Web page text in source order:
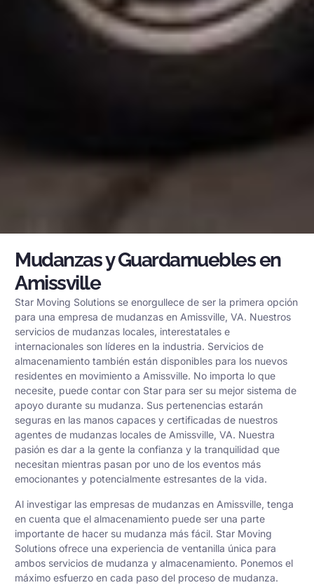
Mudanzas y Guardamuebles en
Amissville
Star Moving Solutions se enorgullece de ser la primera opción
para una empresa de mudanzas en Amissville, VA. Nuestros
servicios de mudanzas locales, interestatales e
internacionales son líderes en la industria. Servicios de
almacenamiento también están disponibles para los nuevos
residentes en movimiento a Amissville. No importa lo que
necesite, puede contar con Star para ser su mejor sistema de
apoyo durante su mudanza. Sus pertenencias estarán
seguras en las manos capaces y certificadas de nuestros
agentes de mudanzas locales de Amissville, VA. Nuestra
pasión es dar a la gente la confianza y la tranquilidad que
necesitan mientras pasan por uno de los eventos más
emocionantes y potencialmente estresantes de la vida.
Al investigar las empresas de mudanzas en Amissville, tenga
en cuenta que el almacenamiento puede ser una parte
importante de hacer su mudanza más fácil. Star Moving
Solutions ofrece una experiencia de ventanilla única para
ambos servicios de mudanza y almacenamiento. Ponemos el
máximo esfuerzo en cada paso del proceso de mudanza.